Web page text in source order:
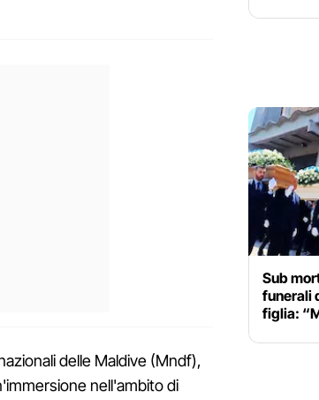
delle Maldive (Mndf),
nell'ambito di
Sub
funerali
figlia: